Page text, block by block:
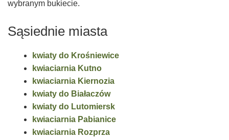
wybranym bukiecie.
Sąsiednie miasta
kwiaty do Krośniewice
kwiaciarnia Kutno
kwiaciarnia Kiernozia
kwiaty do Białaczów
kwiaty do Lutomiersk
kwiaciarnia Pabianice
kwiaciarnia Rozprza